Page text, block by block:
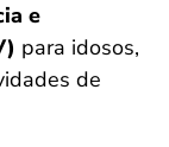
e
para idosos,
de